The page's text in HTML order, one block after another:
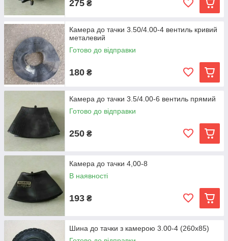
275 ₴
Камера до тачки 3.50/4.00-4 вентиль кривий
металевий
Готово до відправки
180 ₴
Камера до тачки 3.5/4.00-6 вентиль прямий
Готово до відправки
250 ₴
Камера до тачки 4,00-8
В наявності
193 ₴
Шина до тачки з камерою 3.00-4 (260х85)